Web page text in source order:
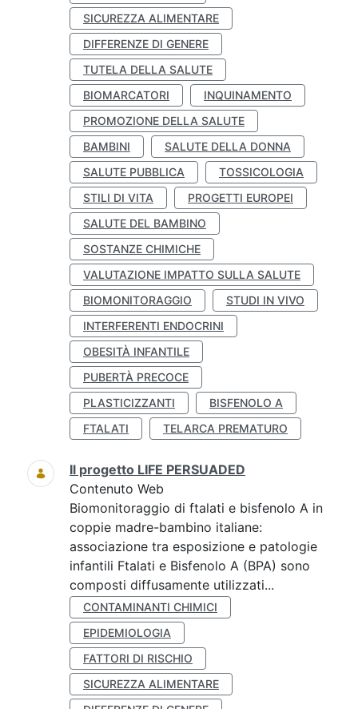
SICUREZZA ALIMENTARE
DIFFERENZE DI GENERE
TUTELA DELLA SALUTE
BIOMARCATORI
INQUINAMENTO
PROMOZIONE DELLA SALUTE
BAMBINI
SALUTE DELLA DONNA
SALUTE PUBBLICA
TOSSICOLOGIA
STILI DI VITA
PROGETTI EUROPEI
SALUTE DEL BAMBINO
SOSTANZE CHIMICHE
VALUTAZIONE IMPATTO SULLA SALUTE
BIOMONITORAGGIO
STUDI IN VIVO
INTERFERENTI ENDOCRINI
OBESITÀ INFANTILE
PUBERTÀ PRECOCE
PLASTICIZZANTI
BISFENOLO A
FTALATI
TELARCA PREMATURO
Il progetto LIFE PERSUADED
Contenuto Web
Biomonitoraggio di ftalati e bisfenolo A in
coppie madre-bambino italiane:
associazione tra esposizione e patologie
infantili Ftalati e Bisfenolo A (BPA) sono
composti diffusamente utilizzati...
CONTAMINANTI CHIMICI
EPIDEMIOLOGIA
FATTORI DI RISCHIO
SICUREZZA ALIMENTARE